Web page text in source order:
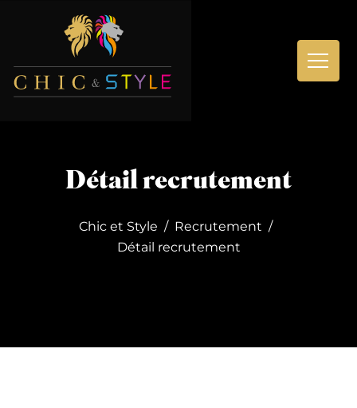
L'entrepriseDétail recrutement
Chic et Style
Recrutement
Détail recrutement